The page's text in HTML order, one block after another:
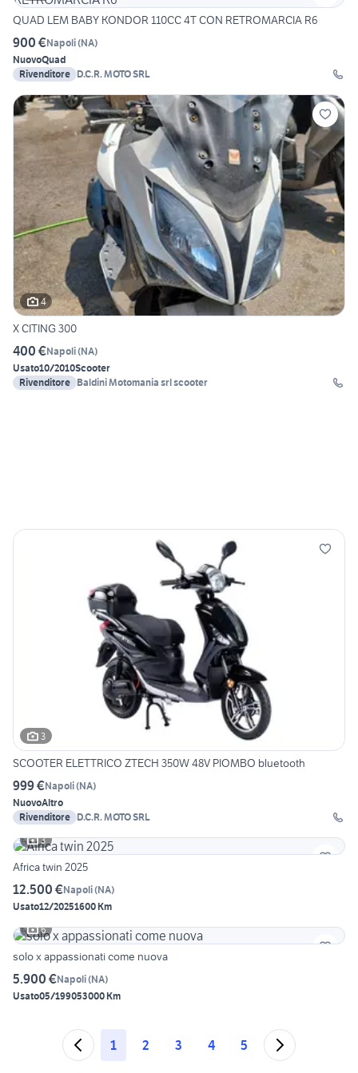
QUAD LEM BABY KONDOR 110CC 4T CON RETROMARCIA R6
900 €Napoli(NA)
NuovoQuad
Rivenditore D.C.R. MOTO SRL
4
X CITING 300
400 €Napoli(NA)
Usato10/2010Scooter
Rivenditore Baldini Motomania srl scooter
3
SCOOTER ELETTRICO ZTECH 350W 48V PIOMBO bluetooth
999 €Napoli(NA)
NuovoAltro
Rivenditore D.C.R. MOTO SRL
3
Africa twin 2025
12.500 €Napoli(NA)
Usato12/20251600 Km
6
solo x appassionati come nuova
5.900 €Napoli(NA)
Usato05/199053000 Km
1 2 3 4 5